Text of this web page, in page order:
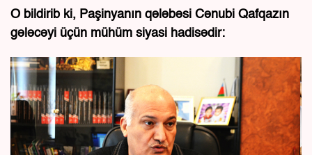
O bildirib ki, Paşinyanın qələbəsi Cənubi Qafqazın
gələcəyi üçün mühüm siyasi hadisədir: